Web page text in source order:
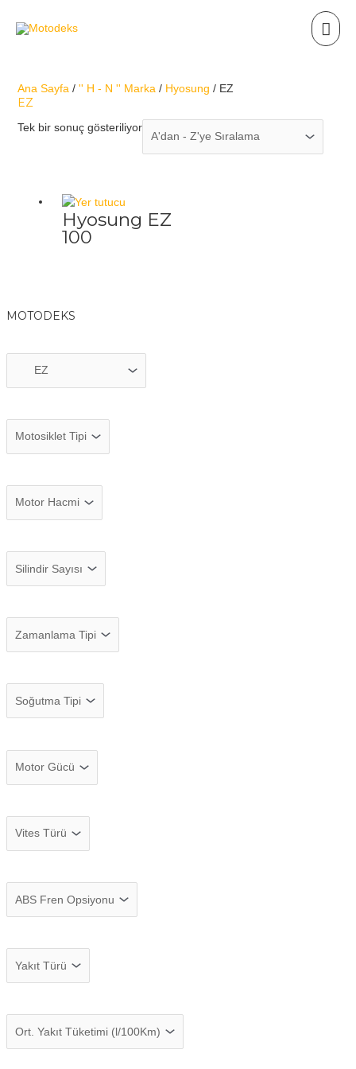
MOTODEKS
Ana Sayfa / '' H - N '' Marka / Hyosung / EZ
EZ
Tek bir sonuç gösteriliyor
Hyosung EZ
100